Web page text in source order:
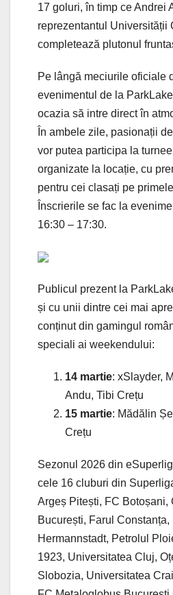
17 goluri, în timp ce Andrei
reprezentantul Universității
completează plutonul
Pe lângă meciurile oficiale
evenimentul de la
ocazia să intre direct în
În ambele zile, pasionații
vor putea participa la
organizate la locație, cu
pentru cei clasați pe
Înscrierile se fac la
16:30 – 17:30.
Publicul prezent la
și cu unii dintre cei mai
conținut din gamingul
speciali ai weekendului:
14 martie: xSlayder,
Andu, Tibi Crețu
15 martie: Mădălin
Crețu
Sezonul 2026 din
cele 16 cluburi din
Argeș Pitești, FC Botoșani,
București, Farul Constanța,
Hermannstadt, Petrolul
1923, Universitatea Cluj,
Slobozia, Universitatea